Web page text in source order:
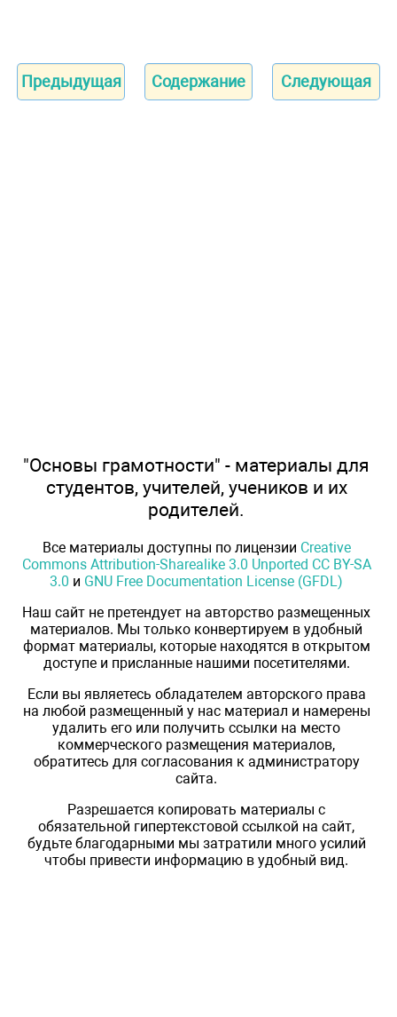
Предыдущая Содержание Следующая
"Основы грамотности" - материалы для
студентов, учителей, учеников и их
родителей.
Все материалы доступны по лицензии Creative
Commons Attribution-Sharealike 3.0 Unported CC BY-SA
3.0 и GNU Free Documentation License (GFDL)
Наш сайт не претендует на авторство размещенных
материалов. Мы только конвертируем в удобный
формат материалы, которые находятся в открытом
доступе и присланные нашими посетителями.
Если вы являетесь обладателем авторского права
на любой размещенный у нас материал и намерены
удалить его или получить ссылки на место
коммерческого размещения материалов,
обратитесь для согласования к администратору
сайта.
Разрешается копировать материалы с
обязательной гипертекстовой ссылкой на сайт,
будьте благодарными мы затратили много усилий
чтобы привести информацию в удобный вид.